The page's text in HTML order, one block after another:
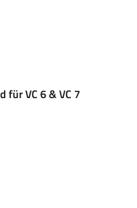
für VC 6 & VC 7